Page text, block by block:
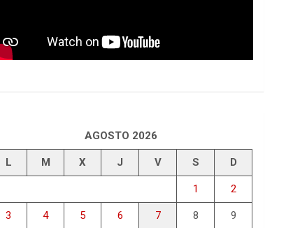
AGOSTO 2026
L M X J V S D
1 2
3 4 5 6 7 8 9